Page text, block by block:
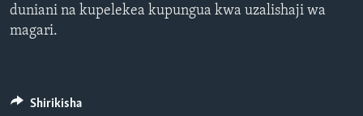
duniani na kupelekea kupungua kwa uzalishaji wa
magari.
Shirikisha